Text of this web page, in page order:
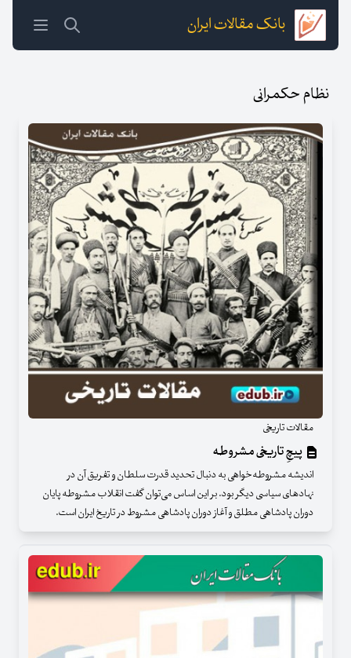
بانک مقالات ایران
نظام حکمرانی
مقالات تاریخی
پیچِ تاریخی مشروطه
اندیشه مشروطه‌خواهی به دنبال تحدید قدرت سلطان و تفریق آن در
نهادهای سیاسی دیگر بود. بر این اساس می‌توان گفت انقلاب مشروطه پایان
دوران پادشاهی مطلق و آغاز دوران پادشاهی مشروط در تاریخ ایران است.